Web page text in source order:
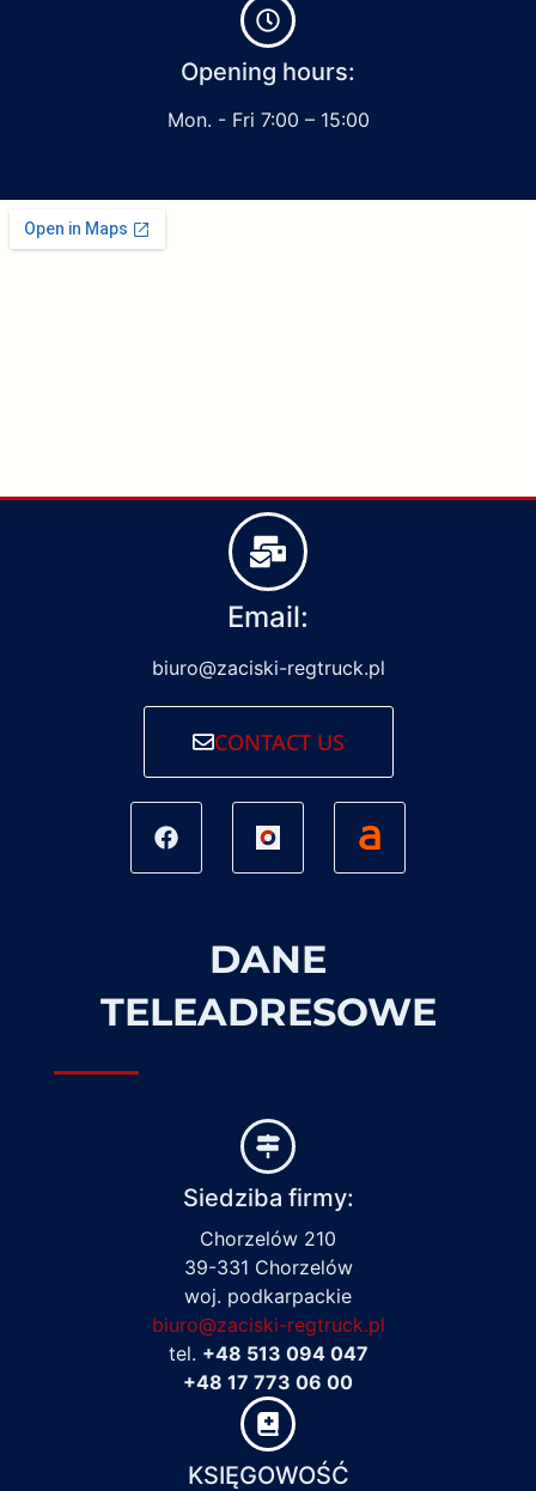
Opening hours:
Mon. - Fri 7:00 – 15:00
Email:
biuro@zaciski-regtruck.pl
CONTACT US
DANE
TELEADRESOWE
Siedziba firmy:
Chorzelów 210
39-331 Chorzelów
woj. podkarpackie
biuro@zaciski-regtruck.pl
tel. +48 513 094 047
+48 17 773 06 00
KSIĘGOWOŚĆ